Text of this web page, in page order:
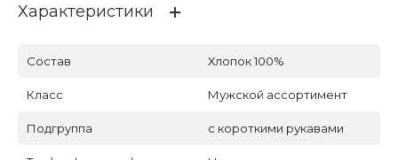
Характеристики
Состав Хлопок 100%
Класс Мужской ассортимент
Подгруппа с короткими рукавами